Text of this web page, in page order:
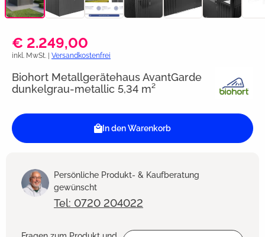
€ 2.249,00
inkl. MwSt. | Versandkostenfrei
Biohort Metallgerätehaus AvantGarde
dunkelgrau-metallic 5,34 m²
In den Warenkorb
Persönliche Produkt- & Kaufberatung
gewünscht
Tel: 0720 204022